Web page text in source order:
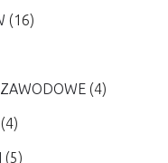
(16)
(4)
(4)
(5)